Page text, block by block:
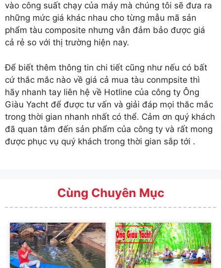
vào công suất chạy của máy mà chúng tôi sẽ đưa ra
những mức giá khác nhau cho từng mẫu mã sản
phẩm tàu composite nhưng vẫn đảm bảo được giá
cả rẻ so với thị trường hiện nay.
Để biết thêm thông tin chi tiết cũng như nếu có bất
cứ thắc mắc nào về giá cả mua tàu conmpsite thì
hãy nhanh tay liên hệ về Hotline của công ty Ông
Giàu Yacht để được tư vấn và giải đáp mọi thăc mắc
trong thời gian nhanh nhất có thể. Cảm ơn quý khách
đã quan tâm đến sản phẩm của công ty và rất mong
được phục vụ quý khách trong thời gian sắp tới .
Cùng Chuyên Mục